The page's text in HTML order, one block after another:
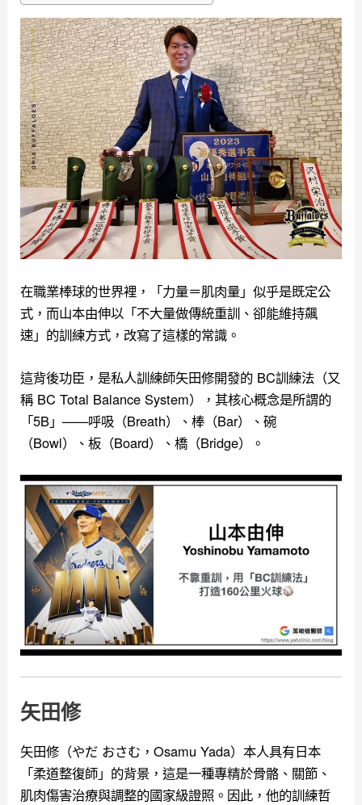
在職業棒球的世界裡，「力量＝肌肉量」似乎是既定公
式，而山本由伸以「不大量做傳統重訓、卻能維持飆
速」的訓練方式，改寫了這樣的常識。
這背後功臣，是私人訓練師矢田修開發的 BC訓練法（又
稱 BC Total Balance System），其核心概念是所謂的
「5B」——呼吸（Breath）、棒（Bar）、碗
（Bowl）、板（Board）、橋（Bridge）。
矢田修
矢田修（やだ おさむ，Osamu Yada）本人具有日本
「柔道整復師」的背景，這是一種專精於骨骼、關節、
肌肉傷害治療與調整的國家級證照。因此，他的訓練哲